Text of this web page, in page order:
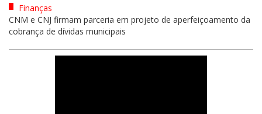
Finanças
CNM e CNJ firmam parceria em projeto de aperfeiçoamento da
cobrança de dívidas municipais